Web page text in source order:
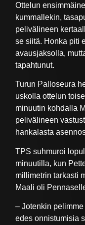
Ottelun
kummallekin,
pelivälineen
se siitä. Honka piti
avausjaksolla,
tapahtunut.
Turun Palloseura
uskolla ottelun
minuutin kohdalla
pelivälineen
hankalasta
TPS suhmuroi
minuutilla, kun
millimetrin tarkasti
Maali oli
– Jotenkin
edes onnistumisia